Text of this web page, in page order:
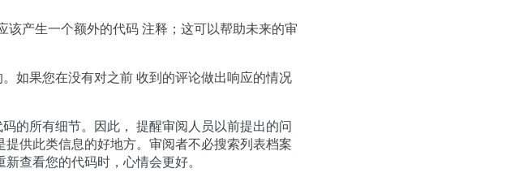
该产生一个额外的代码 注释；这可以帮助未来的审
如果您在没有对之前 收到的评论做出响应的情况
的所有细节。因此， 提醒审阅人员以前提出的问
供此类信息的好地方。审阅者不必搜索列表档案
查看您的代码时，心情会更好。